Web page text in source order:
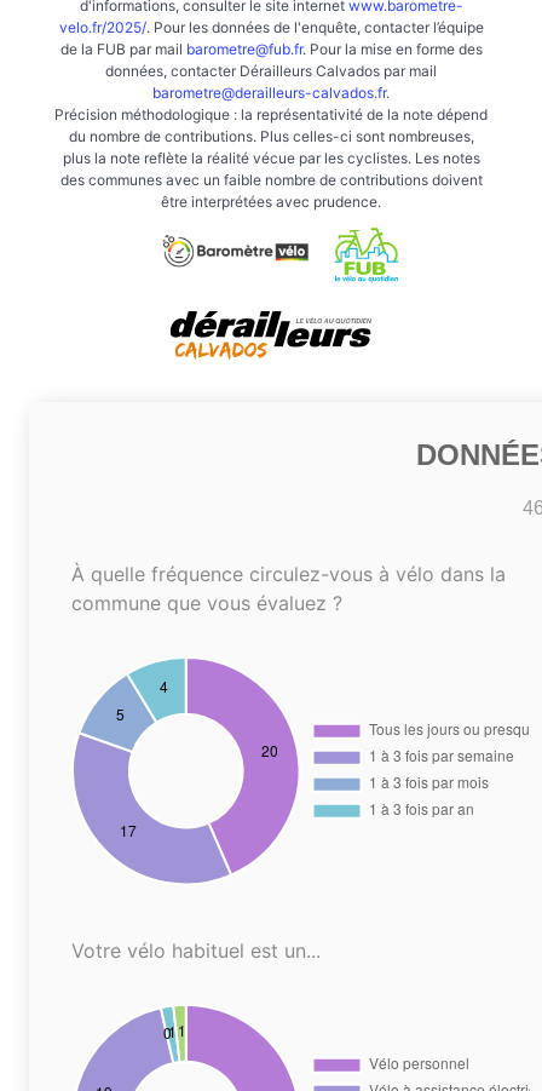
d'informations, consulter le site internet www.barometre-
velo.fr/2025/. Pour les données de l'enquête, contacter l’équipe
de la FUB par mail barometre@fub.fr. Pour la mise en forme des
données, contacter Dérailleurs Calvados par mail
barometre@derailleurs-calvados.fr.
Précision méthodologique : la représentativité de la note dépend
du nombre de contributions. Plus celles-ci sont nombreuses,
plus la note reflète la réalité vécue par les cyclistes. Les notes
des communes avec un faible nombre de contributions doivent
être interprétées avec prudence.
À quelle fréquence circulez-vous à vélo dans la
commune que vous évaluez ?
Votre vélo habituel est un...